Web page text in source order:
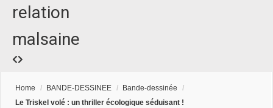
relation
malsaine
Home / BANDE-DESSINEE / Bande-dessinée
/
Le Triskel volé : un thriller écologique séduisant !